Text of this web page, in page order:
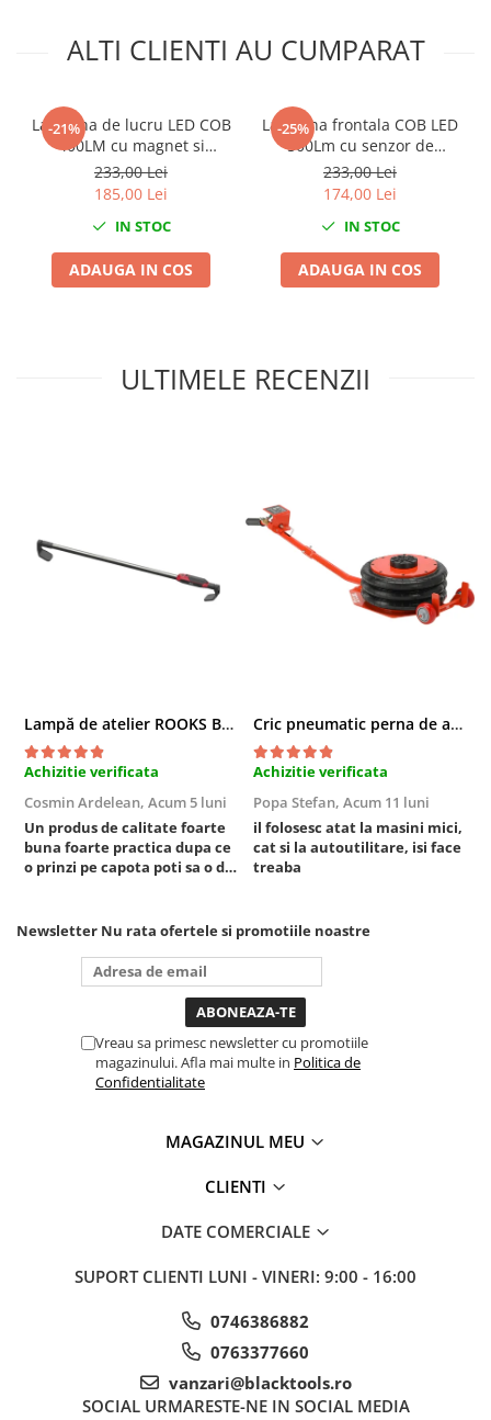
Masini de gaurit si taiat
Pistoale Pneumatice
Polizoare biax
Scule pentru nituit si capsat
Slefuitoare Pneumatice
Scule speciale
Diagnoza si masurari
Injectoare
Sistem directie
Surubelnite Si Biti
Piese de schimb
Scule Vulcanizare
ALTI CLIENTI AU CUMPARAT
-21%
Lanterna de lucru LED COB
400LM cu magnet si
acumulator
233,00 Lei
185,00 Lei
IN STOC
ADAUGA IN COS
-25%
Lanterna frontala COB LED
500Lm cu senzor de
miscare
233,00 Lei
174,00 Lei
IN STOC
ADAUGA IN COS
ULTIMELE RECENZII
Lampă de atelier ROOKS B2 HYBRID pentru capotă, 2000 lumeni, 5000 mAh
Achizitie verificata
Cosmin Ardelean, Acum 5 luni
Un produs de calitate foarte
buna foarte practica dupa ce
o prinzi pe capota poti sa o dai
puternica si de la baterie care
tine destul de mult dar daca o
bagi la priza nu mai ai treaba
toata ziua ,ce...
Cric pneumatic perna de aer cu inaltator 6T
Achizitie verificata
Popa Stefan, Acum 11 luni
il folosesc atat la masini mici,
cat si la autoutilitare, isi face
treaba
Newsletter Nu rata ofertele si promotiile noastre
Vreau sa primesc newsletter cu promotiile
magazinului. Afla mai multe in Politica de
Confidentialitate
MAGAZINUL MEU
CLIENTI
DATE COMERCIALE
SUPORT CLIENTI LUNI - VINERI: 9:00 - 16:00
0746386882
0763377660
vanzari@blacktools.ro
SOCIAL URMARESTE-NE IN SOCIAL MEDIA